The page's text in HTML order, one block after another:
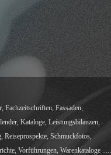
Fassaden,
Kataloge, Leistungsbilanzen,
Reiseprospekte, Schmuckfotos,
Vorführungen, Warenkataloge .....